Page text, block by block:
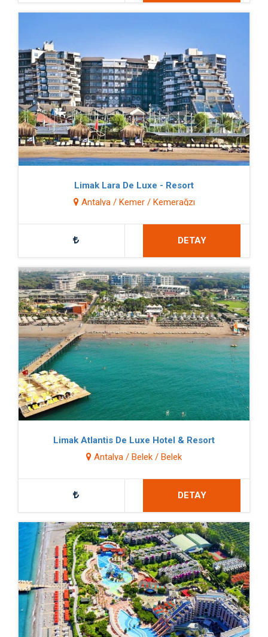
Limak Lara De Luxe - Resort
Antalya / Kemer / Kemerağzı
DETAY
Limak Atlantis De Luxe Hotel & Resort
Antalya / Belek / Belek
DETAY